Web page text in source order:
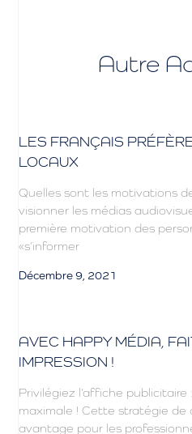
Autre
LES FRANÇAIS
LOCAUX
Quelles sont les motivations
visionner les médias
première motivation des
«s’informer
Décembre 9, 2021
AVEC HAPPY MÉDIA,
IMPRESSION !
Privilégiez l’affiche
maximale ! Cette stratégie de
avantage pour les